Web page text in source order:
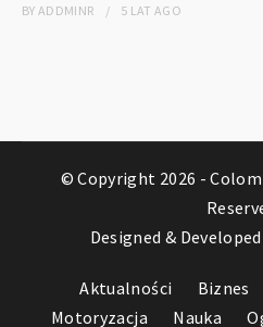
BYADDMINR 5 LAT AGO
© Copyright 2026 -
Designed &
Aktualności Biznes
Motoryzacja
Nauka